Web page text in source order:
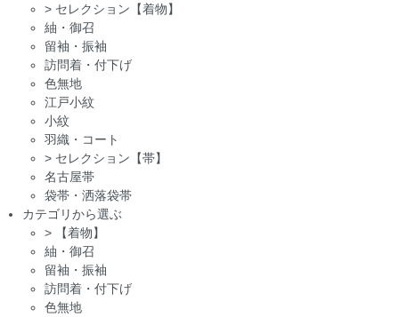
> セレクション【着物】
紬・御召
留袖・振袖
訪問着・付下げ
色無地
江戸小紋
小紋
羽織・コート
> セレクション【帯】
名古屋帯
袋帯・洒落袋帯
カテゴリから選ぶ
>
【着物】
紬・御召
留袖・振袖
訪問着・付下げ
色無地